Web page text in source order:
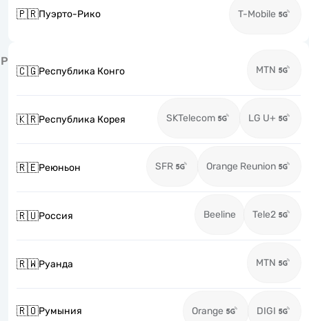
🇵🇷Пуэрто-Рико T-Mobile
Р
🇨🇬Республика Конго MTN
🇰🇷Республика Корея SKTelecom LG U+
🇷🇪Реюньон SFR Orange Reunion
🇷🇺Россия Beeline Tele2
🇷🇼Руанда MTN
🇷🇴Румыния Orange DIGI